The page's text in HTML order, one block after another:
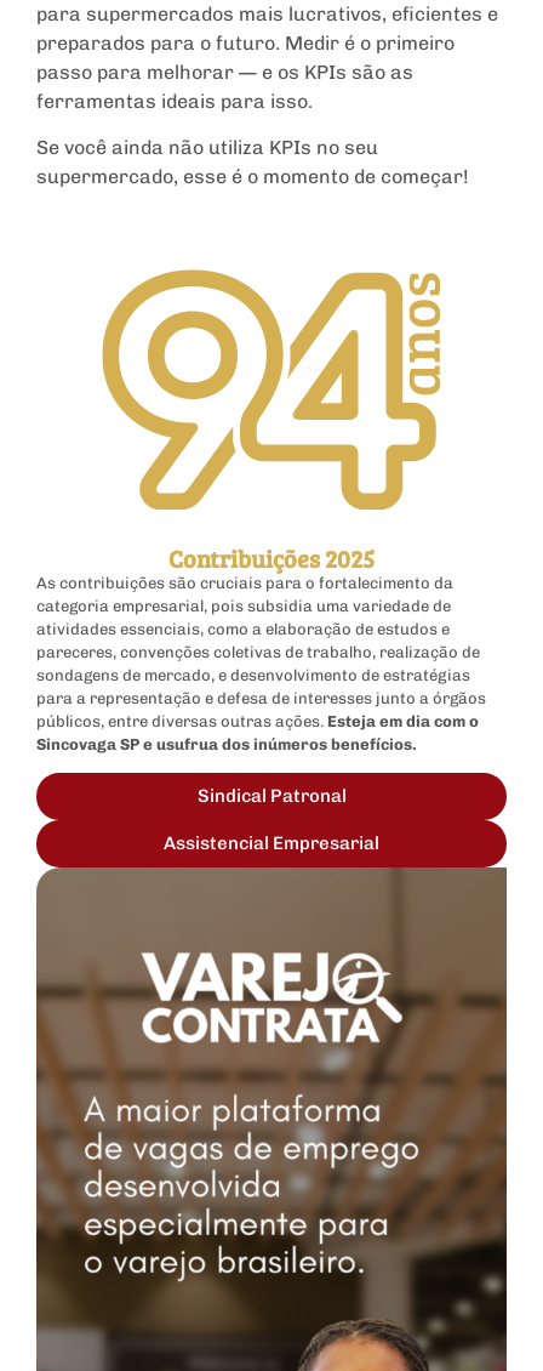
para supermercados mais lucrativos, eficientes e
preparados para o futuro. Medir é o primeiro
passo para melhorar — e os KPIs são as
ferramentas ideais para isso.
Se você ainda não utiliza KPIs no seu
supermercado, esse é o momento de começar!
Contribuições 2025
As contribuições são cruciais para o fortalecimento da
categoria empresarial, pois subsidia uma variedade de
atividades essenciais, como a elaboração de estudos e
pareceres, convenções coletivas de trabalho, realização de
sondagens de mercado, e desenvolvimento de estratégias
para a representação e defesa de interesses junto a órgãos
públicos, entre diversas outras ações. Esteja em dia com o
Sincovaga SP e usufrua dos inúmeros benefícios.
Sindical Patronal
Assistencial Empresarial